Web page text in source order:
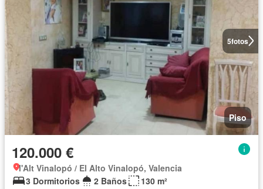
5fotos
Piso
120.000 €
l'Alt Vinalopó / El Alto Vinalopó, Valencia
3 Dormitorios
2 Baños 130 m²